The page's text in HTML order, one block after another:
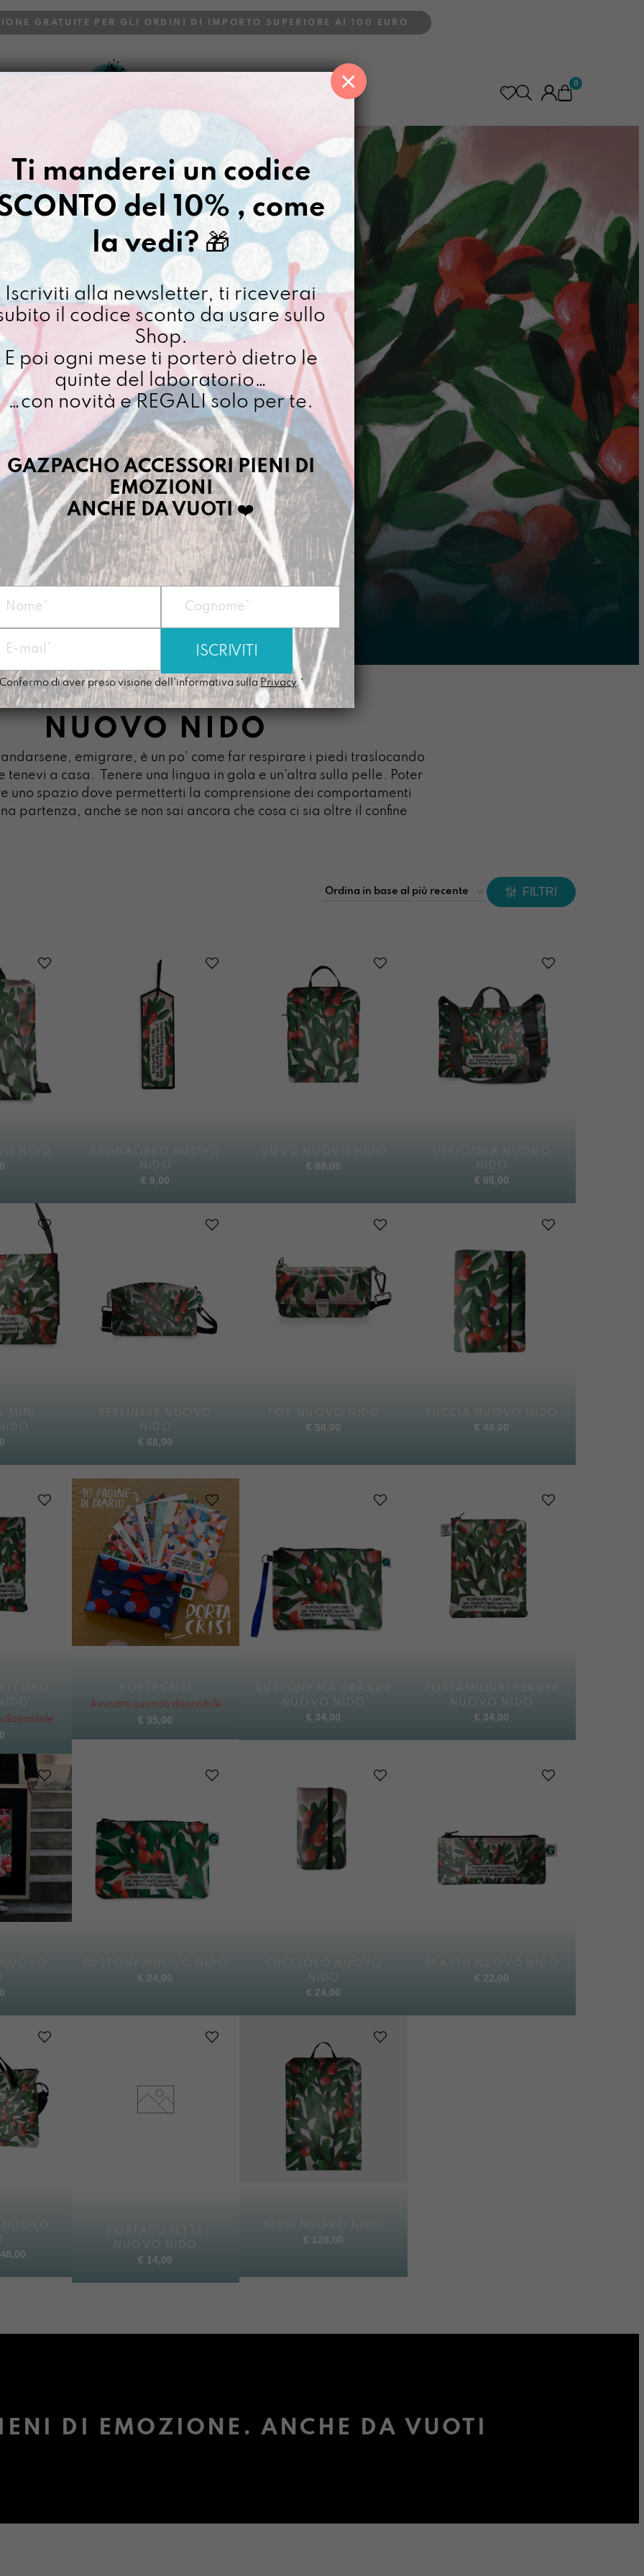
GRATUITE PER GLI ORDINI DI IMPORTO SUPERIORE AI 100 EURO
0
NUOVO NIDO
emigrare, è un po’ come far respirare i piedi traslocando
tenevi a casa.
Tenere una lingua in gola e un’altra sulla pelle. Poter
uno spazio dove permetterti la comprensione dei comportamenti
partenza, anche se non sai ancora che cosa ci sia oltre il confine
FILTRI
NIDO
SEGNALIBRO NUOVO
NIDO
€ 9,00
UOVO NUOVO NIDO
€ 88,00
UFFICIOSA NUOVO
NIDO
€ 88,00
MINI
BERLINESE NUOVO
NIDO
€ 68,00
TOY NUOVO NIDO
€ 58,00
BUCCIA NUOVO NIDO
€ 48,00
disponibile
Avvisami quando disponibile
€ 35,00
NUOVO NIDO
€ 34,00
NUOVO NIDO
€ 34,00
€ 24,00
NIDO
€ 24,00
€ 22,00
NUOVO NIDO
€ 14,00
€ 128,00
DI EMOZIONE. ANCHE DA VUOTI
Ti manderei un codice
del 10% , come
la vedi?🎁
Iscriviti alla newsletter, ti riceverai
il codice sconto da usare sullo
Shop.
E poi ogni mese ti porterò dietro le
quinte del laboratorio…
…con novità e REGALI solo per te.
GAZPACHO ACCESSORI PIENI DI
EMOZIONI
ANCHE DA VUOTI❤️
Confermo di aver preso visione dell'informativa sulla Privacy.*
×